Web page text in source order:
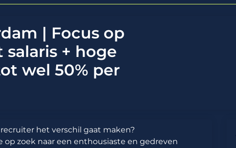
| Focus op
+ hoge
wel 50% per
het verschil gaat maken?
zoek naar een enthousiaste en gedreven